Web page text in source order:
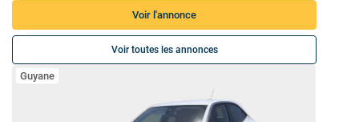
Voir l'annonce
Voir toutes les annonces
Guyane